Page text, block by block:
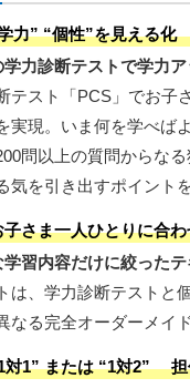
力” “個性”を見える
学力診断テストで学力
テスト「PCS」でお子
実現。いま何を学べば
問以上の質問からな
気を引き出すポイント
子さま一人ひとりに合
学習内容だけに絞った
は、学力診断テストと
なる完全オーダーメイ
対1” または “1対2” 担